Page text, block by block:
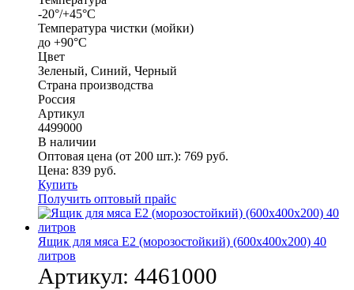
-20°/+45°С
Температура чистки (мойки)
до +90°C
Цвет
Зеленый, Синий, Черный
Страна производства
Россия
Артикул
4499000
В наличии
Оптовая цена (от 200 шт.): 769 руб.
Цена: 839 руб.
Купить
Получить оптовый прайс
Ящик для мяса Е2 (морозостойкий) (600х400х200) 40
литров
Артикул: 4461000